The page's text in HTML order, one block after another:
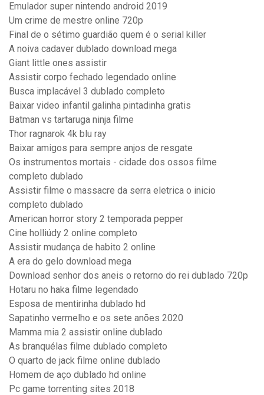
Emulador super nintendo android 2019
Um crime de mestre online 720p
Final de o sétimo guardião quem é o serial killer
A noiva cadaver dublado download mega
Giant little ones assistir
Assistir corpo fechado legendado online
Busca implacável 3 dublado completo
Baixar video infantil galinha pintadinha gratis
Batman vs tartaruga ninja filme
Thor ragnarok 4k blu ray
Baixar amigos para sempre anjos de resgate
Os instrumentos mortais - cidade dos ossos filme
completo dublado
Assistir filme o massacre da serra eletrica o inicio
completo dublado
American horror story 2 temporada pepper
Cine holliúdy 2 online completo
Assistir mudança de habito 2 online
A era do gelo download mega
Download senhor dos aneis o retorno do rei dublado 720p
Hotaru no haka filme legendado
Esposa de mentirinha dublado hd
Sapatinho vermelho e os sete anões 2020
Mamma mia 2 assistir online dublado
As branquélas filme dublado completo
O quarto de jack filme online dublado
Homem de aço dublado hd online
Pc game torrenting sites 2018